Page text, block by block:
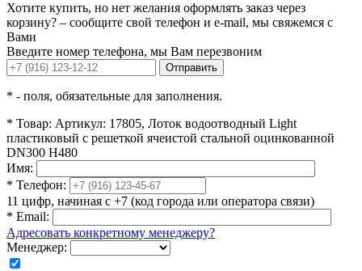
Хотите купить, но нет желания оформлять заказ через
корзину? – сообщите свой телефон и e-mail, мы свяжемся с
Вами
Введите номер телефона, мы Вам перезвоним
Отправить
* - поля, обязательные для заполнения.
* Товар: Артикул: 17805, Лоток водоотводный Light
пластиковый c решеткой ячеистой стальной оцинкованной
DN300 H480
Имя:
* Телефон:
11 цифр, начиная с +7 (код города или оператора связи)
* Email:
Адресовать конкретному менеджеру?
Менеджер: